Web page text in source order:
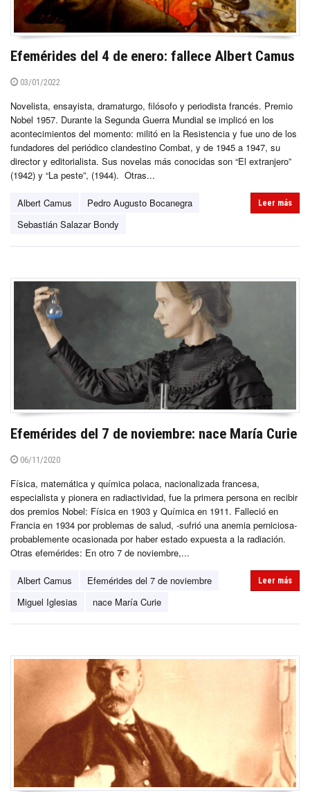
Efemérides del 4 de enero: fallece Albert Camus
03/01/2022
Novelista, ensayista, dramaturgo, filósofo y periodista francés. Premio
Nobel 1957. Durante la Segunda Guerra Mundial se implicó en los
acontecimientos del momento: militó en la Resistencia y fue uno de los
fundadores del periódico clandestino Combat, y de 1945 a 1947, su
director y editorialista. Sus novelas más conocidas son “El extranjero”
(1942) y “La peste”, (1944). Otras...
Albert Camus
Pedro Augusto Bocanegra
Sebastián Salazar Bondy
Leer más
Efemérides del 7 de noviembre: nace María Curie
06/11/2020
Física, matemática y química polaca, nacionalizada francesa,
especialista y pionera en radiactividad, fue la primera persona en recibir
dos premios Nobel: Física en 1903 y Química en 1911. Falleció en
Francia en 1934 por problemas de salud, -sufrió una anemia perniciosa-
probablemente ocasionada por haber estado expuesta a la radiación.
Otras efemérides: En otro 7 de noviembre,...
Albert Camus
Efemérides del 7 de noviembre
Miguel Iglesias
nace María Curie
Leer más